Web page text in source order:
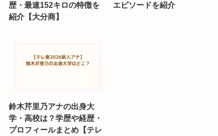
歴・最速152キロの特徴を
紹介【大分商】
エピソードを紹介
鈴木芹里乃アナの出身大
学・高校は？学歴や経歴・
プロフィールまとめ【テレ